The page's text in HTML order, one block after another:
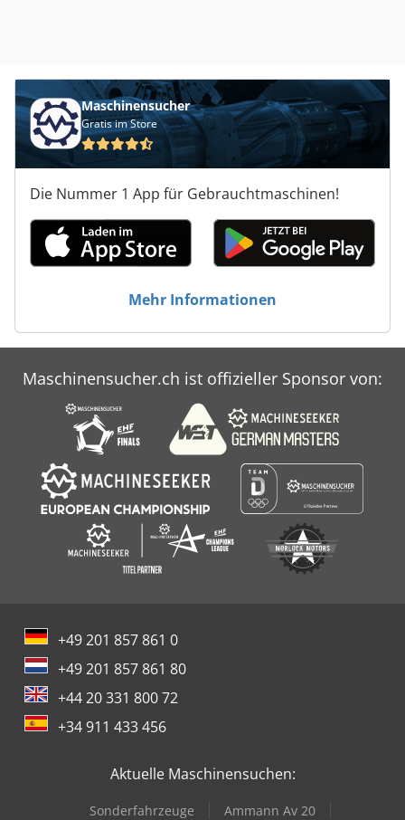
Maschinensucher
Gratis im Store
Die Nummer 1 App für Gebrauchtmaschinen!
Mehr Informationen
Maschinensucher.ch ist offizieller Sponsor von:
+49 201 857 861 0
+49 201 857 861 80
+44 20 331 800 72
+34 911 433 456
Aktuelle Maschinensuchen:
Sonderfahrzeuge
Ammann Av 20